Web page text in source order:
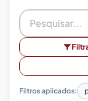
Filtros aplicados: